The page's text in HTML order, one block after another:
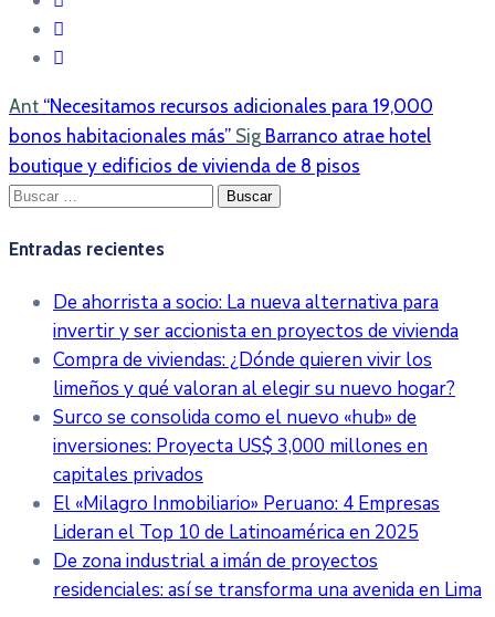
Ant “Necesitamos recursos adicionales para 19,000
bonos habitacionales más” Sig Barranco atrae hotel
boutique y edificios de vivienda de 8 pisos
Buscar:
Entradas recientes
De ahorrista a socio: La nueva alternativa para
invertir y ser accionista en proyectos de vivienda
Compra de viviendas: ¿Dónde quieren vivir los
limeños y qué valoran al elegir su nuevo hogar?
Surco se consolida como el nuevo «hub» de
inversiones: Proyecta US$ 3,000 millones en
capitales privados
El «Milagro Inmobiliario» Peruano: 4 Empresas
Lideran el Top 10 de Latinoamérica en 2025
De zona industrial a imán de proyectos
residenciales: así se transforma una avenida en Lima